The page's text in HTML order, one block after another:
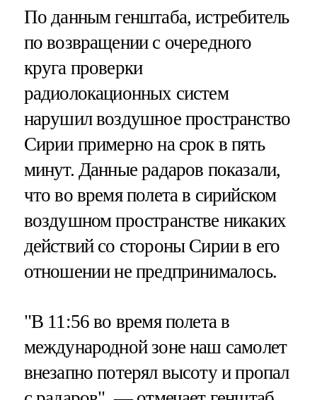
По данным генштаба, истребитель
по возвращении с очередного
круга проверки
радиолокационных систем
нарушил воздушное пространство
Сирии примерно на срок в пять
минут. Данные радаров показали,
что во время полета в сирийском
воздушном пространстве никаких
действий со стороны Сирии в его
отношении не предпринималось.
"В 11:56 во время полета в
международной зоне наш самолет
внезапно потерял высоту и пропал